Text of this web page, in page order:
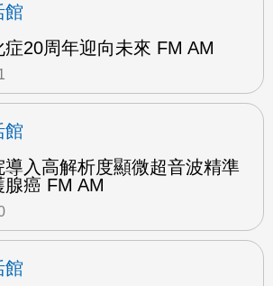
館
症20周年迎向未來 FM AM
館
導入高解析度顯微超音波精準
癌 FM AM
館